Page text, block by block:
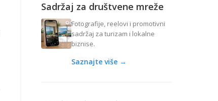
Sadržaj za društvene mreže
Fotografije, reelovi i promotivni
sadržaj za turizam i lokalne
biznise.
Saznajte više →